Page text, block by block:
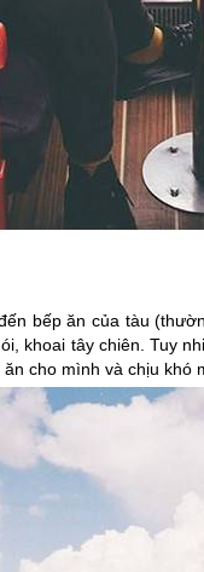
bếp ăn của tàu
khoai tây chiên. Tuy
cho mình và chịu khó